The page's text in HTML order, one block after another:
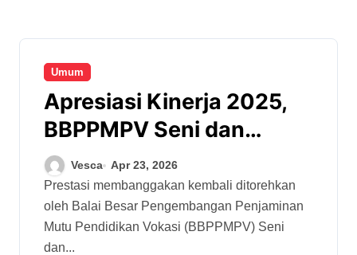
Umum
Apresiasi Kinerja 2025,
BBPPMPV Seni dan
Budaya Sabet
Penghargaan Menuju
WBBM dan PPID
Informatif
Vesca Apr 23, 2026
Prestasi membanggakan kembali ditorehkan
oleh Balai Besar Pengembangan Penjaminan
Mutu Pendidikan Vokasi (BBPPMPV) Seni
dan...